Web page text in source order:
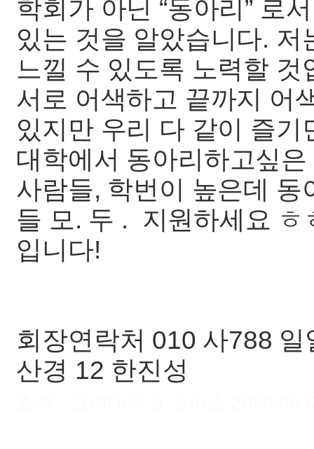
학회가 아닌 “동아리” 로
있는 것을 알았습니다.
느낄 수 있도록 노력할
서로 어색하고 끝까지 어
있지만 우리 다 같이 즐
대학에서 동아리하고싶
사람들, 학번이 높은데
들 모. 두 . 지원하세요 ㅎ
입니다!
회장연락처 010 사788 일
산경 12 한진성